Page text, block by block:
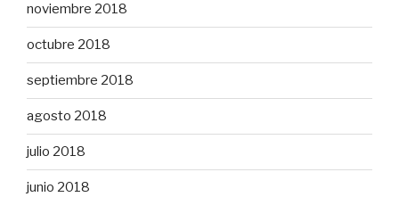
noviembre 2018
octubre 2018
septiembre 2018
agosto 2018
julio 2018
junio 2018